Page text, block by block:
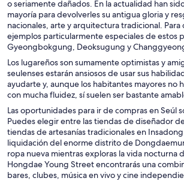
o seriamente dañados. En la actualidad han
mayoría para devolverles su antigua gloria y
nacionales, arte y arquitectura tradicional.
ejemplos particularmente especiales de estos
Gyeongbokgung, Deoksugung y
Los lugareños son sumamente optimistas y
seulenses estarán ansiosos de usar sus
ayudarte y, aunque los habitantes mayores no
con mucha fluidez, sí suelen ser bastante
Las oportunidades para ir de compras en Seúl
Puedes elegir entre las tiendas de diseñador
tiendas de artesanías tradicionales en
liquidación del enorme distrito de
ropa nueva mientras exploras la vida nocturna
Hongdae Young Street encontrarás una
bares, clubes, música en vivo y cine